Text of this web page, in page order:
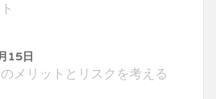
15日
メリットとリスクを考える